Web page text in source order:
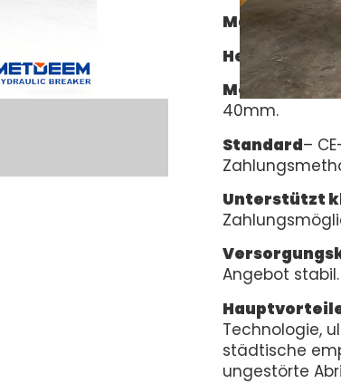
Marke
Herkunft –
Modell –
40mm.
Standard–
Unterstützt
Angebot stabil.
Technologie,
städtische
ungestörte